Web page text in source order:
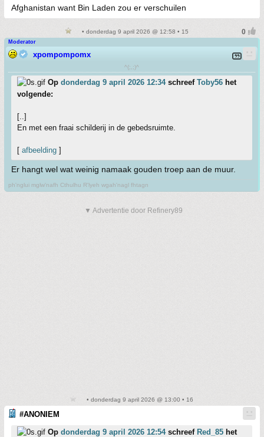
Afghanistan want Bin Laden zou er verschuilen
• donderdag 9 april 2026 @ 12:58 • 15
Moderator
xpompompomx
^(;,;)^
Op donderdag 9 april 2026 12:34schreef Toby56 het
volgende:
[..]
En met een fraai schilderij in de gebedsruimte.
[ afbeelding ]
Er hangt wel wat weinig namaak gouden troep aan de muur.
ph'nglui mglw'nafh Cthulhu R'lyeh wgah'nagl fhtagn
▼ Advertentie door Refinery89
• donderdag 9 april 2026 @ 13:00 • 16
#ANONIEM
Op donderdag 9 april 2026 12:54schreef Red_85 het